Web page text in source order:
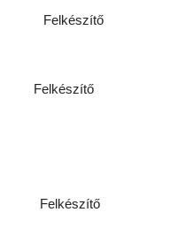
Felkészítő
Felkészítő
Felkészítő